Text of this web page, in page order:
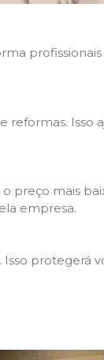
reformas. Isso
preço mais
empresa.
protegerá